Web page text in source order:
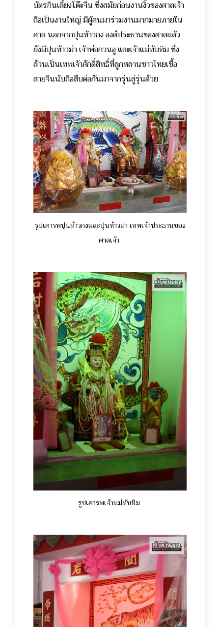
บัตรกินเลี้ยงโต๊ะจีน ซึ่งสมัยก่อนงานงิ้วของศาลเจ้า
ถือเป็นงานใหญ่ มีผู้คนมาร่วมงานมากมายภายใน
ศาล นอกจากปุนท้าวกง องค์ประธานของศาลแล้ว
ยังมีปุนท้าวม่า เจ้าพ่อกวนอู และเจ้าแม่ทับทิม ซึ่ง
ล้วนเป็นเทพเจ้าศักดิ์สิทธิ์ที่ลูกหลานชาวไทยเชื้อ
สายจีนนับถือสืบต่อกันมาจากรุ่นสู่รุ่นด้วย
รูปเคารพปุนท้าวกงและปุนท้าวม่า เทพเจ้าประธานของ
ศาลเจ้า
รูปเคารพเจ้าแม่ทับทิม